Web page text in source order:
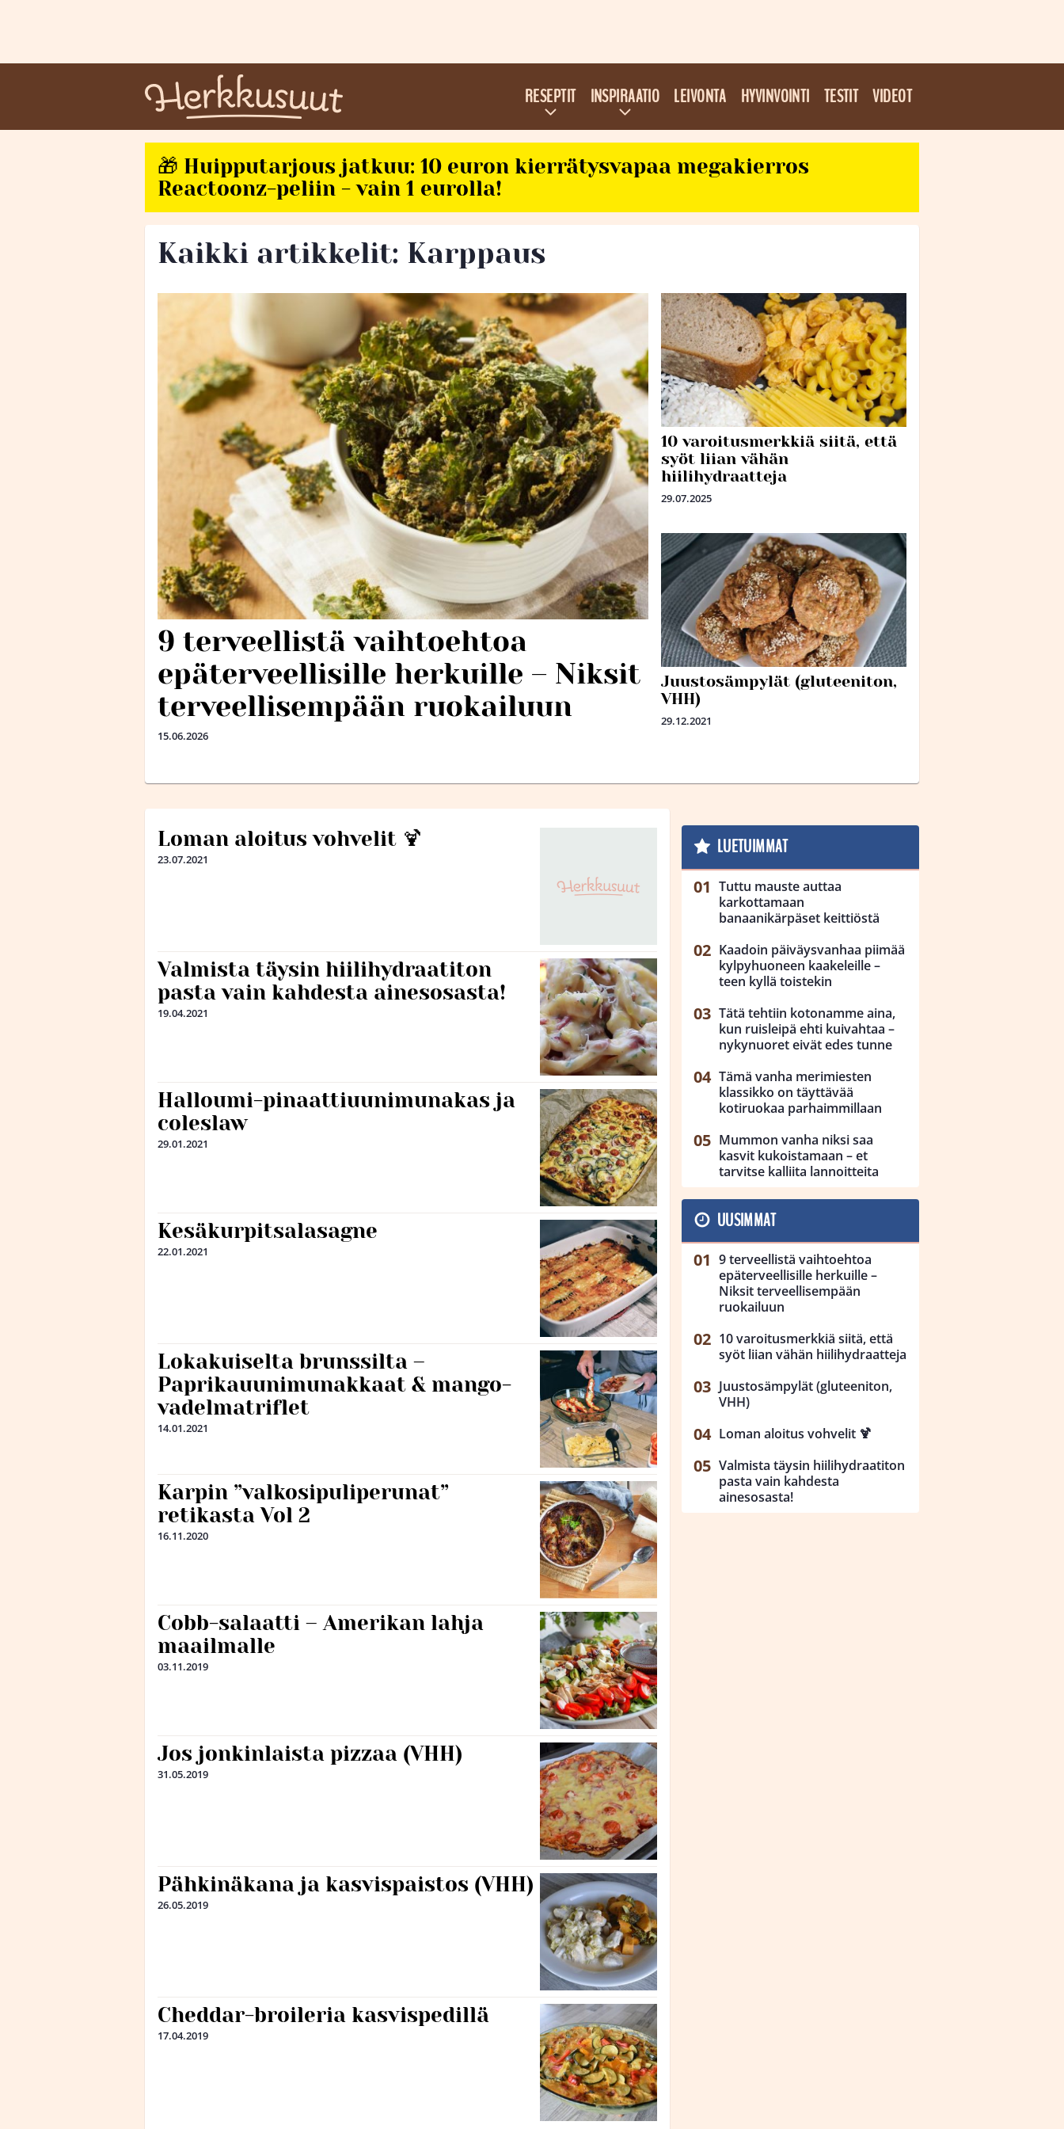
RESEPTIT INSPIRAATIO LEIVONTA HYVINVOINTI TESTIT VIDEOT
🎁 Huipputarjous jatkuu: 10 euron kierrätysvapaa megakierros
Reactoonz-peliin - vain 1 eurolla!
Kaikki artikkelit: Karppaus
9 terveellistä vaihtoehtoa
epäterveellisille herkuille – Niksit
terveellisempään ruokailuun
15.06.2026
10 varoitusmerkkiä siitä, että
syöt liian vähän
hiilihydraatteja
29.07.2025
Juustosämpylät (gluteeniton,
VHH)
29.12.2021
Loman aloitus vohvelit 🍹
23.07.2021
Valmista täysin hiilihydraatiton
pasta vain kahdesta ainesosasta!
19.04.2021
Halloumi-pinaattiuunimunakas ja
coleslaw
29.01.2021
Kesäkurpitsalasagne
22.01.2021
Lokakuiselta brunssilta –
Paprikauunimunakkaat & mango-
vadelmatriflet
14.01.2021
Karpin ”valkosipuliperunat”
retikasta Vol 2
16.11.2020
Cobb-salaatti – Amerikan lahja
maailmalle
03.11.2019
Jos jonkinlaista pizzaa (VHH)
31.05.2019
Pähkinäkana ja kasvispaistos (VHH)
26.05.2019
Cheddar-broileria kasvispedillä
17.04.2019
LUETUIMMAT
Tuttu mauste auttaa
karkottamaan
banaanikärpäset keittiöstä
Kaadoin päiväysvanhaa piimää
kylpyhuoneen kaakeleille –
teen kyllä toistekin
Tätä tehtiin kotonamme aina,
kun ruisleipä ehti kuivahtaa –
nykynuoret eivät edes tunne
Tämä vanha merimiesten
klassikko on täyttävää
kotiruokaa parhaimmillaan
Mummon vanha niksi saa
kasvit kukoistamaan – et
tarvitse kalliita lannoitteita
UUSIMMAT
9 terveellistä vaihtoehtoa
epäterveellisille herkuille –
Niksit terveellisempään
ruokailuun
10 varoitusmerkkiä siitä, että
syöt liian vähän hiilihydraatteja
Juustosämpylät (gluteeniton,
VHH)
Loman aloitus vohvelit 🍹
Valmista täysin hiilihydraatiton
pasta vain kahdesta
ainesosasta!